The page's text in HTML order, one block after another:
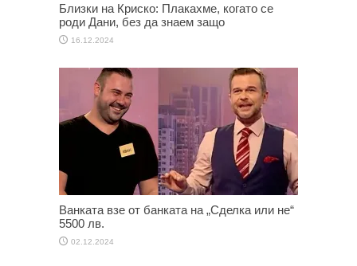
Близки на Криско: Плакахме, когато се
роди Дани, без да знаем защо
16.12.2024
Ванката взе от банката на „Сделка или не“
5500 лв.
02.12.2024